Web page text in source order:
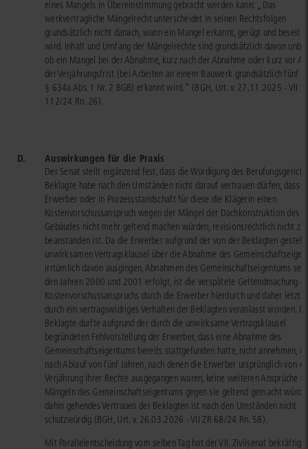
eines Mangels in Übereinstimmung gebracht werden kann: „Das
werkvertragliche Mängelrecht unterscheidet in seinen Rechtsfolgen
grundsätzlich nicht danach, wann ein Mangel erkannt, gerügt und
wird. Inhalt und Umfang der Mängelrechte sind grundsätzlich davon
ob ein Mangel bei der Abnahme, kurz nach der Abnahme oder kurz vor
der Verjährungsfrist (bei Arbeiten an einem Bauwerk grundsätzlich fünf
§ 634a Abs. 1 Nr. 2 BGB) erkannt wird.“ (BGH, Urt. v. 27.11.2025 - VII
112/24 Rn. 26).
D. Auswirkungen für die Praxis
Der Senat stellt ergänzend fest, dass die Würdigung des
Beklagte habe nach den Umständen nicht darauf vertrauen dürfen, dass
Erwerber oder in Prozessstandschaft für diese die Klägerin einen
Kostenvorschussanspruch wegen der Mängel der Dachkonstruktion des
Gebäudes nicht mehr geltend machen würden, revisionsrechtlich nicht zu
beanstanden ist. Da die Erwerber aufgrund der von der Beklagten
unwirksamen Vertragsklausel über die Abnahme des
irrtümlich davon ausgingen, Abnahmen des Gemeinschaftseigentums
den Jahren 2000 und 2001 erfolgt, ist die verspätete Geltendmachung
Kostenvorschussanspruchs durch die Erwerber hierdurch und daher
durch ein vertragswidriges Verhalten der Beklagten veranlasst worden.
Beklagte durfte aufgrund der durch die unwirksame Vertragsklausel
begründeten Fehlvorstellung der Erwerber, dass eine Abnahme des
Gemeinschaftseigentums bereits stattgefunden hatte, nicht annehmen,
nach Ablauf von fünf Jahren, nach denen die Erwerber ursprünglich von
Verjährung ihrer Rechte ausgegangen waren, keine weiteren Ansprüche
Mängeln des Gemeinschaftseigentums gegen sie geltend gemacht
dahin gehendes Vertrauen der Beklagten ist nach den Umständen nicht
schutzwürdig (BGH, Urt. v. 26.03.2026 - VII ZR 68/24 Rn. 58).
Mit Parallelentscheidung vom selben Tag hat der VII. Zivilsenat bekräftigt,